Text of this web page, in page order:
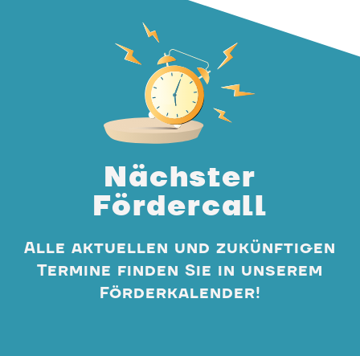
Nächster
Fördercall
Alle aktuellen und zukünftigen
Termine finden Sie in unserem
Förderkalender!